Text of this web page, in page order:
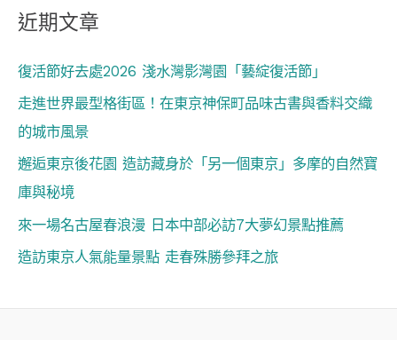
近期文章
復活節好去處2026 淺水灣影灣園「藝綻復活節」
走進世界最型格街區！在東京神保町品味古書與香料交織
的城市風景
邂逅東京後花園 造訪藏身於「另一個東京」多摩的自然寶
庫與秘境
來一場名古屋春浪漫 日本中部必訪7大夢幻景點推薦
造訪東京人氣能量景點 走春殊勝參拜之旅